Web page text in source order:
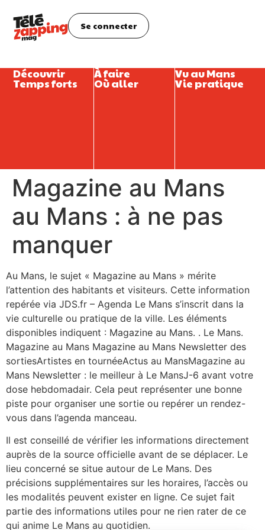
Se connecter
Découvrir
Temps forts
À faire
Où aller
Vu au Mans
Vie pratique
Magazine au Mans
au Mans : à ne pas
manquer
Au Mans, le sujet « Magazine au Mans » mérite
l’attention des habitants et visiteurs. Cette information
repérée via JDS.fr – Agenda Le Mans s’inscrit dans la
vie culturelle ou pratique de la ville. Les éléments
disponibles indiquent : Magazine au Mans. . Le Mans.
Magazine au Mans Magazine au Mans Newsletter des
sortiesArtistes en tournéeActus au MansMagazine au
Mans Newsletter : le meilleur à Le MansJ-6 avant votre
dose hebdomadair. Cela peut représenter une bonne
piste pour organiser une sortie ou repérer un rendez-
vous dans l’agenda manceau.
Il est conseillé de vérifier les informations directement
auprès de la source officielle avant de se déplacer. Le
lieu concerné se situe autour de Le Mans. Des
précisions supplémentaires sur les horaires, l’accès ou
les modalités peuvent exister en ligne. Ce sujet fait
partie des informations utiles pour ne rien rater de ce
qui anime Le Mans au quotidien.